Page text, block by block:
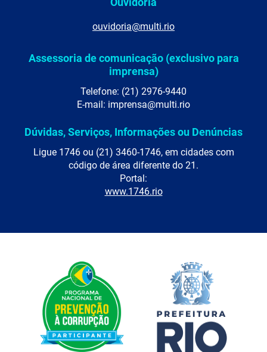
ouvidoria@multi.rio
Assessoria de comunicação (exclusivo para
imprensa)
Telefone: (21) 2976-9440
E-mail: imprensa@multi.rio
Dúvidas, Serviços, Informações ou Denúncias
Ligue 1746 ou (21) 3460-1746, em cidades com
código de área diferente do 21.
Portal:
www.1746.rio